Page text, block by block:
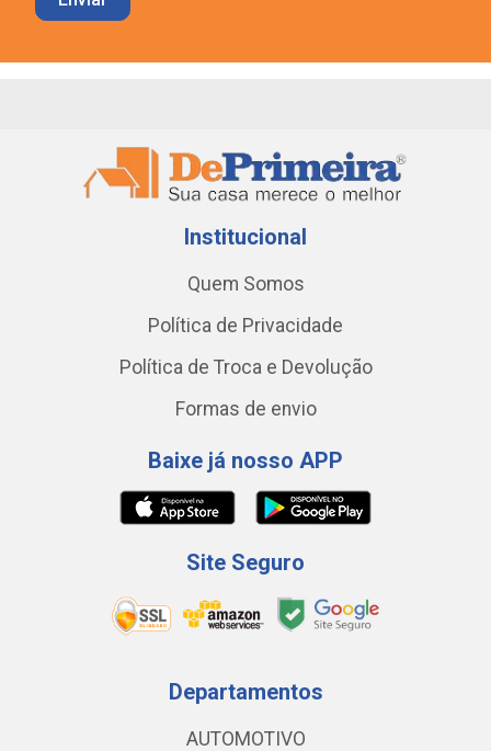
Institucional
Quem Somos
Política de Privacidade
Política de Troca e Devolução
Formas de envio
Baixe já nosso APP
Site Seguro
Departamentos
AUTOMOTIVO